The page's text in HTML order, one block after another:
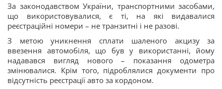
За законодавством України, транспортними засобами,
що використовувалися, є ті, на які видавалися
реєстраційні номери – не транзитні і не разові.
З метою уникнення сплати шаленого акцизу за
ввезення автомобіля, що був у використанні, йому
надавався вигляд нового – показання одометра
змінювалися. Крім того, підроблялися документи про
відсутність реєстрації авто за кордоном.